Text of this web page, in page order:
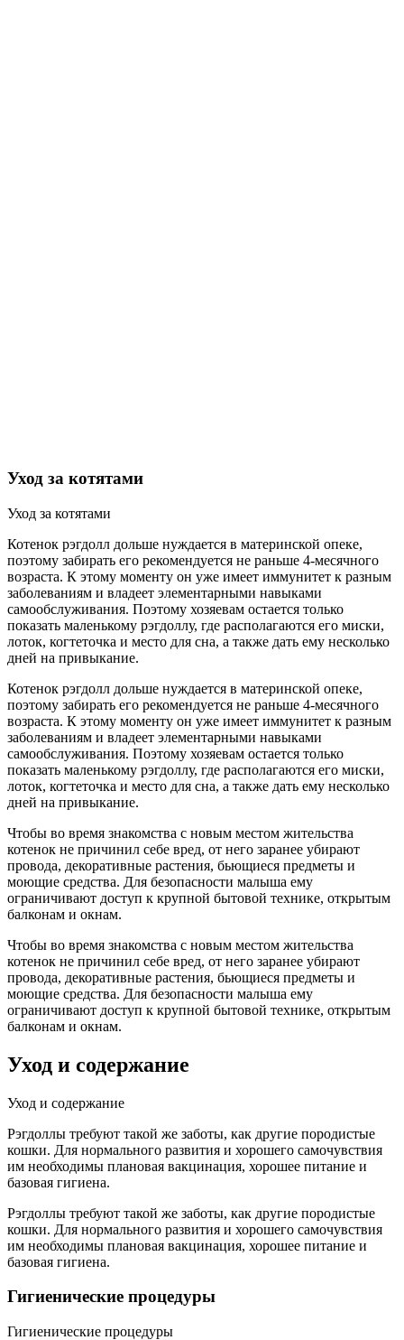
Уход за котятами
Уход за котятами
Котенок рэгдолл дольше нуждается в материнской опеке,
поэтому забирать его рекомендуется не раньше 4-месячного
возраста. К этому моменту он уже имеет иммунитет к разным
заболеваниям и владеет элементарными навыками
самообслуживания. Поэтому хозяевам остается только
показать маленькому рэгдоллу, где располагаются его миски,
лоток, когтеточка и место для сна, а также дать ему несколько
дней на привыкание.
Котенок рэгдолл дольше нуждается в материнской опеке,
поэтому забирать его рекомендуется не раньше 4-месячного
возраста. К этому моменту он уже имеет иммунитет к разным
заболеваниям и владеет элементарными навыками
самообслуживания. Поэтому хозяевам остается только
показать маленькому рэгдоллу, где располагаются его миски,
лоток, когтеточка и место для сна, а также дать ему несколько
дней на привыкание.
Чтобы во время знакомства с новым местом жительства
котенок не причинил себе вред, от него заранее убирают
провода, декоративные растения, бьющиеся предметы и
моющие средства. Для безопасности малыша ему
ограничивают доступ к крупной бытовой технике, открытым
балконам и окнам.
Чтобы во время знакомства с новым местом жительства
котенок не причинил себе вред, от него заранее убирают
провода, декоративные растения, бьющиеся предметы и
моющие средства. Для безопасности малыша ему
ограничивают доступ к крупной бытовой технике, открытым
балконам и окнам.
Уход и содержание
Уход и содержание
Рэгдоллы требуют такой же заботы, как другие породистые
кошки. Для нормального развития и хорошего самочувствия
им необходимы плановая вакцинация, хорошее питание и
базовая гигиена.
Рэгдоллы требуют такой же заботы, как другие породистые
кошки. Для нормального развития и хорошего самочувствия
им необходимы плановая вакцинация, хорошее питание и
базовая гигиена.
Гигиенические процедуры
Гигиенические процедуры